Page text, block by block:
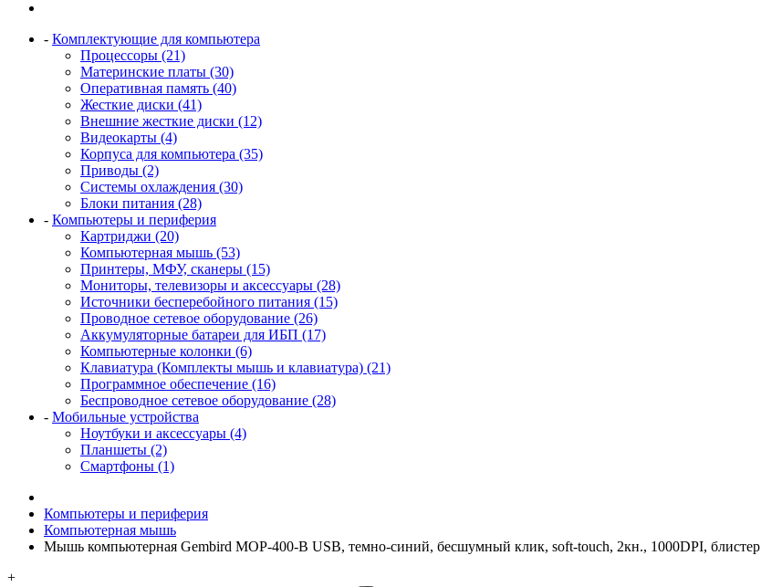
- Комплектующие для компьютера
Процессоры (21)
Материнские платы (30)
Оперативная память (40)
Жесткие диски (41)
Внешние жесткие диски (12)
Видеокарты (4)
Корпуса для компьютера (35)
Приводы (2)
Системы охлаждения (30)
Блоки питания (28)
- Компьютеры и периферия
Картриджи (20)
Компьютерная мышь (53)
Принтеры, МФУ, сканеры (15)
Мониторы, телевизоры и аксессуары (28)
Источники бесперебойного питания (15)
Проводное сетевое оборудование (26)
Аккумуляторные батареи для ИБП (17)
Компьютерные колонки (6)
Клавиатура (Комплекты мышь и клавиатура) (21)
Программное обеспечение (16)
Беспроводное сетевое оборудование (28)
- Мобильные устройства
Ноутбуки и аксессуары (4)
Планшеты (2)
Смартфоны (1)
Компьютеры и периферия
Компьютерная мышь
Мышь компьютерная Gembird MOP-400-B USB, темно-синий, бесшумный клик, soft-touch, 2кн., 1000DPI, блистер
+